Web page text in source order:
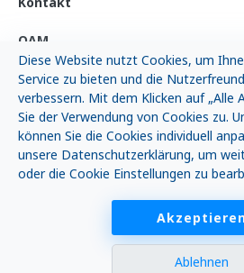
OAM
Neuigkeiten
FAQ
Impressum
Diese Website nutzt Cookies, um
Service zu bieten und die
verbessern. Mit dem Klicken auf „Alle
Sie der Verwendung von Cookies zu.
können Sie die Cookies individuell
unsere Datenschutzerklärung, um
oder die Cookie Einstellungen zu
Ablehnen